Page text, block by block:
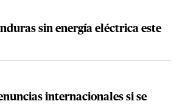
sin energía eléctrica este
internacionales si se